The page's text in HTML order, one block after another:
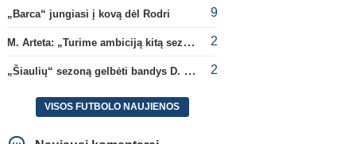
„Barca“ jungiasi į kovą dėl Rodri 9
M. Arteta: „Turime ambiciją kitą sezoną kovoti dėl visų titulų“ 2
„Šiaulių“ sezoną gelbėti bandys D. Lastauskas 2
VISOS FUTBOLO NAUJIENOS